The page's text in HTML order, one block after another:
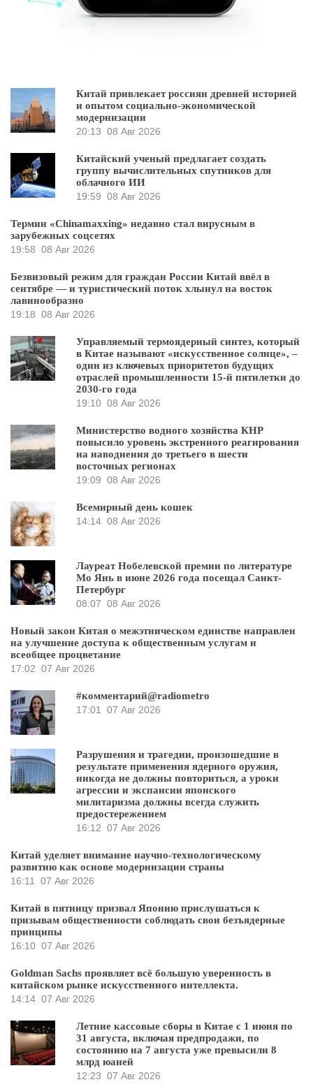
Китай привлекает россиян древней историей
и опытом социально-экономической
модернизации
20:13 08 Авг 2026
Китайский ученый предлагает создать
группу вычислительных спутников для
облачного ИИ
19:59 08 Авг 2026
Термин «Chinamaxxing» недавно стал вирусным в
зарубежных соцсетях
19:58 08 Авг 2026
Безвизовый режим для граждан России Китай ввёл в
сентябре — и туристический поток хлынул на восток
лавинообразно
19:18 08 Авг 2026
Управляемый термоядерный синтез, который
в Китае называют «искусственное солнце», –
один из ключевых приоритетов будущих
отраслей промышленности 15-й пятилетки до
2030-го года
19:10 08 Авг 2026
Министерство водного хозяйства КНР
повысило уровень экстренного реагирования
на наводнения до третьего в шести
восточных регионах
19:09 08 Авг 2026
Всемирный день кошек
14:14 08 Авг 2026
Лауреат Нобелевской премии по литературе
Мо Янь в июне 2026 года посещал Санкт-
Петербург
08:07 08 Авг 2026
Новый закон Китая о межэтническом единстве направлен
на улучшение доступа к общественным услугам и
всеобщее процветание
17:02 07 Авг 2026
#комментарий@radiometro
17:01
07 Авг 2026
Разрушения и трагедии, произошедшие в
результате применения ядерного оружия,
никогда не должны повториться, а уроки
агрессии и экспансии японского
милитаризма должны всегда служить
предостережением
16:12 07 Авг 2026
Китай уделяет внимание научно-технологическому
развитию как основе модернизации страны
16:11
07 Авг 2026
Китай в пятницу призвал Японию прислушаться к
призывам общественности соблюдать свои безъядерные
принципы
16:10 07 Авг 2026
Goldman Sachs проявляет всё большую уверенность в
китайском рынке искусственного интеллекта.
14:14 07 Авг 2026
Летние кассовые сборы в Китае с 1 июня по
31 августа, включая предпродажи, по
состоянию на 7 августа уже превысили 8
млрд юаней
12:23 07 Авг 2026